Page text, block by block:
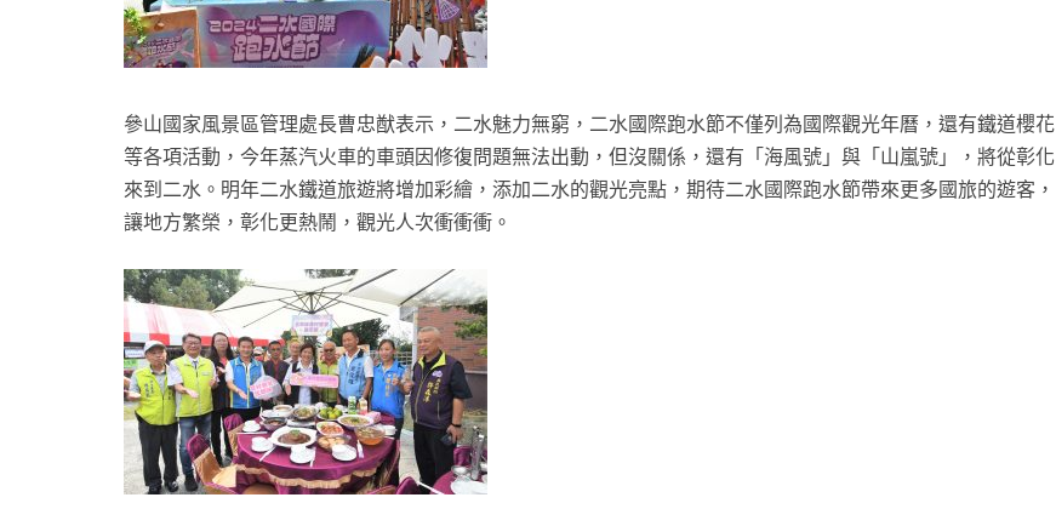
參山國家風景區管理處長曹忠猷表示，二水魅力無窮，二水國際跑水節不僅列為國際觀光年曆，還有鐵道櫻花
等各項活動，今年蒸汽火車的車頭因修復問題無法出動，但沒關係，還有「海風號」與「山嵐號」，將從彰化
來到二水。明年二水鐵道旅遊將增加彩繪，添加二水的觀光亮點，期待二水國際跑水節帶來更多國旅的遊客，
讓地方繁榮，彰化更熱鬧，觀光人次衝衝衝。